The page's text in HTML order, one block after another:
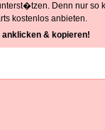
Denn nur
kostenlos anbieten.
anklicken & kopieren!